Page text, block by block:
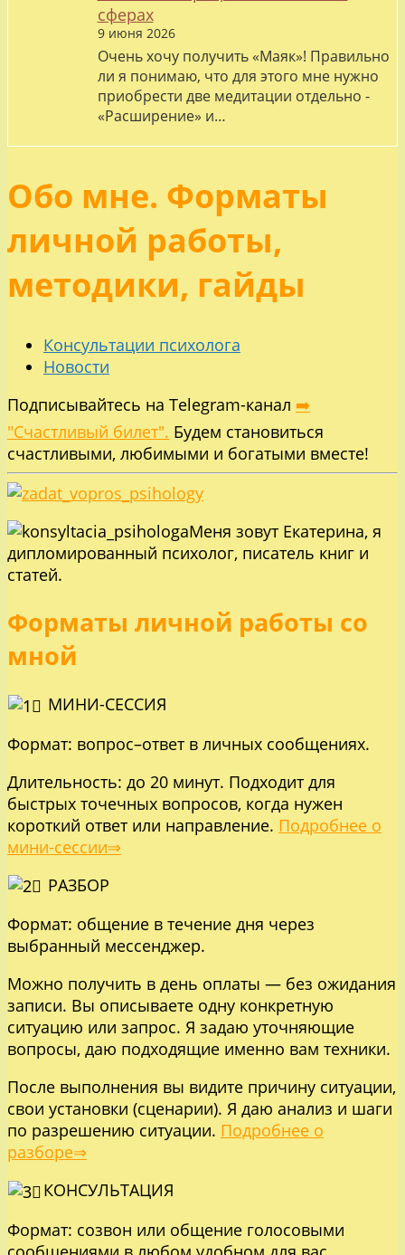
сферах
9 июня 2026
Очень хочу получить «Маяк»! Правильно
ли я понимаю, что для этого мне нужно
приобрести две медитации отдельно -
«Расширение» и…
Обо мне. Форматы
личной работы,
методики, гайды
Консультации психолога
Новости
Подписывайтесь на Telegram-канал ➡️
"Счастливый билет". Будем становиться
счастливыми, любимыми и богатыми вместе!
Меня зовут Екатерина, я
дипломированный психолог, писатель книг и
статей.
Форматы личной работы со
мной
МИНИ-СЕССИЯ
Формат: вопрос–ответ в личных сообщениях.
Длительность: до 20 минут. Подходит для
быстрых точечных вопросов, когда нужен
короткий ответ или направление. Подробнее о
мини-сессии⇒
РАЗБОР
Формат: общение в течение дня через
выбранный мессенджер.
Можно получить в день оплаты — без ожидания
записи. Вы описываете одну конкретную
ситуацию или запрос. Я задаю уточняющие
вопросы, даю подходящие именно вам техники.
После выполнения вы видите причину ситуации,
свои установки (сценарии). Я даю анализ и шаги
по разрешению ситуации. Подробнее о
разборе⇒
КОНСУЛЬТАЦИЯ
Формат: созвон или общение голосовыми